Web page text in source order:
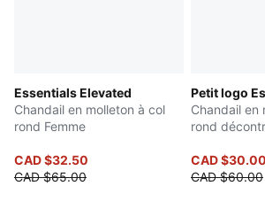
Essentials Elevated
Chandail en molleton à col
rond Femme
CAD $32.50
CAD $65.00
Petit logo
Chandail en
rond
CAD $30.00
CAD $60.00